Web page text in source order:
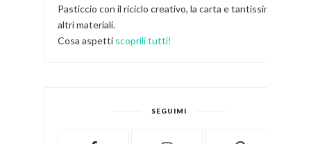
Pasticcio con il riciclo creativo, la carta e tantissimi
altri materiali.
Cosa aspetti scoprili tutti!
SEGUIMI